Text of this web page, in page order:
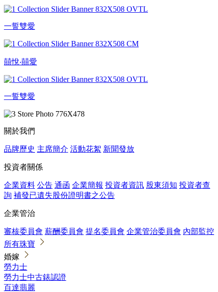
一誓雙愛
囍悅‧囍愛
一誓雙愛
關於我們
品牌歷史 主席簡介 活動花絮 新聞發放
投資者關係
企業資料 公告 通函 企業簡報 投資者資訊 股東須知 投資者查
詢 補發已遺失股份證明書之公告
企業管治
審核委員會 薪酬委員會 提名委員會 企業管治委員會 內部監控
所有珠寶
婚嫁
勞力士
勞力士中古錶認證
百達翡麗